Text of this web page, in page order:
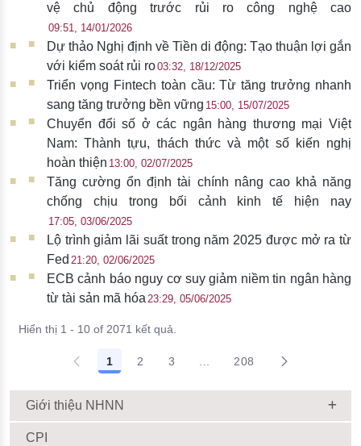
vệ chủ động trước rủi ro công nghệ cao
09:51, 14/01/2026
Dự thảo Nghị định về Tiền di động: Tạo thuận lợi gắn
với kiểm soát rủi ro03:32, 18/12/2025
Triển vọng Fintech toàn cầu: Từ tăng trưởng nhanh
sang tăng trưởng bền vững 15:00, 15/07/2025
Chuyển đổi số ở các ngân hàng thương mại Việt
Nam: Thành tựu, thách thức và một số kiến nghị
hoàn thiện 13:00, 02/07/2025
Tăng cường ổn định tài chính nâng cao khả năng
chống chịu trong bối cảnh kinh tế hiện nay
17:05, 03/06/2025
Lộ trình giảm lãi suất trong năm 2025 được mở ra từ
Fed 21:20, 02/06/2025
ECB cảnh báo nguy cơ suy giảm niềm tin ngân hàng
từ tài sản mã hóa 23:29, 05/06/2025
Hiển thị 1 - 10 of 2071 kết quả.
1 2 3 ... 208
Giới thiệu NHNN
CPI